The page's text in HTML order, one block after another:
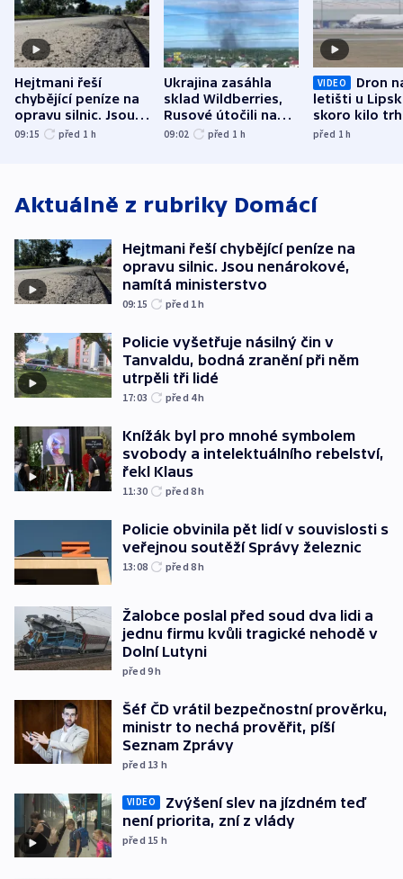
Hejtmani řeší
chybějící peníze na
opravu silnic. Jsou
nenárokové, namítá
09:15 před 1 h
Ukrajina zasáhla
sklad Wildberries,
Rusové útočili na
trh, hasiče či
09:02 před 1 h
VIDEO
Dron
letišti u
skoro kilo
indicie
před 1h
Aktuálně z rubriky Domácí
Hejtmani řeší chybějící peníze na
opravu silnic. Jsou nenárokové,
namítá ministerstvo
09:15 před 1h
Policie vyšetřuje násilný čin v
Tanvaldu, bodná zranění při něm
utrpěli tři lidé
17:03 před 4h
Knížák byl pro mnohé symbolem
svobody a intelektuálního rebelství,
řekl Klaus
11:30 před 8h
Policie obvinila pět lidí v souvislosti s
veřejnou soutěží Správy železnic
13:08 před 8h
Žalobce poslal před soud dva lidi a
jednu firmu kvůli tragické nehodě v
Dolní Lutyni
před 9h
Šéf ČD vrátil bezpečnostní prověrku,
ministr to nechá prověřit, píší
Seznam Zprávy
před 13 h
VIDEO
Zvýšení slev na jízdném teď
není priorita, zní z vlády
před 15 h